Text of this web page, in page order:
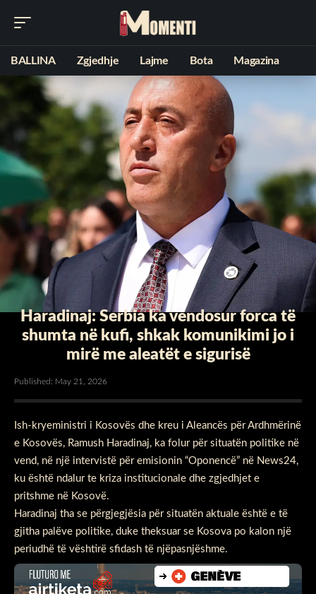
BALLINA Zgjedhje Lajme Bota Magazina
Haradinaj: Serbia ka vendosur forca të
shumta në kufi, shkak komunikimi jo i
mirë me aleatët e sigurisë
Published: May 21, 2026
Ish-kryeministri i Kosovës dhe kreu i Aleancës për Ardhmërinë
e Kosovës, Ramush Haradinaj, ka folur për situatën politike në
vend, në një intervistë për emisionin “Oponencë” në News24,
ku është ndalur te kriza institucionale dhe zgjedhjet e
pritshme në Kosovë.
Haradinaj tha se përgjegjësia për situatën aktuale është e të
gjitha palëve politike, duke theksuar se Kosova po kalon një
periudhë të vështirë sfidash të njëpasnjëshme.